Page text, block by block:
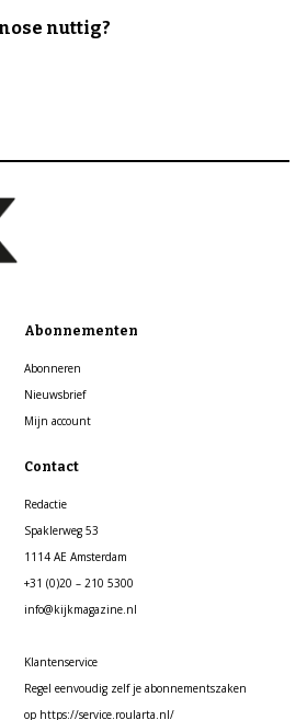
nuttig?
Abonnementen
Abonneren
Nieuwsbrief
Mijn account
Contact
Redactie
Spaklerweg 53
1114 AE Amsterdam
+31 (0)20 – 210 5300
info@kijkmagazine.nl
Klantenservice
Regel eenvoudig zelf je abonnementszaken
op https://service.roularta.nl/